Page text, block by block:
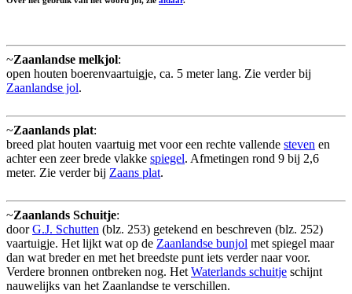
~Zaanlandse melkjol:
open houten boerenvaartuigje, ca. 5 meter lang. Zie verder bij
Zaanlandse jol.
~Zaanlands plat:
breed plat houten vaartuig met voor een rechte vallende steven en
achter een zeer brede vlakke spiegel. Afmetingen rond 9 bij 2,6
meter. Zie verder bij Zaans plat.
~Zaanlands Schuitje:
doorG.J. Schutten (blz. 253) getekend en beschreven (blz. 252)
vaartuigje. Het lijkt wat op de Zaanlandse bunjol met spiegel maar
dan wat breder en met het breedste punt iets verder naar voor.
Verdere bronnen ontbreken nog. HetWaterlands schuitje schijnt
nauwelijks van het Zaanlandse te verschillen.